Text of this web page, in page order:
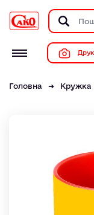
Головна Кружка